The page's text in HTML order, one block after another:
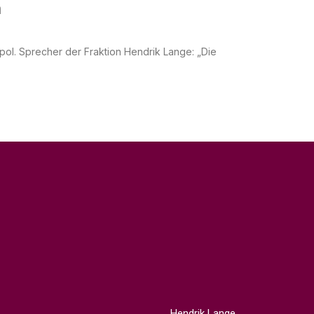
Sprecher der Fraktion Hendrik Lange: „Die